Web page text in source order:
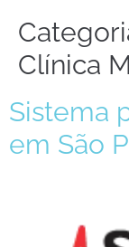
Clínica
Sistema
em São